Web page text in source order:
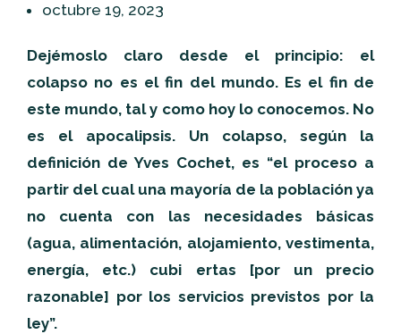
octubre 19, 2023
Dejémoslo claro desde el principio: el
colapso no es el fin del mundo. Es el fin de
este mundo, tal y como hoy lo conocemos. No
es el apocalipsis. Un colapso, según la
definición de Yves Cochet, es “el proceso a
partir del cual una mayoría de la población ya
no cuenta con las necesidades básicas
(agua, alimentación, alojamiento, vestimenta,
energía, etc.) cubi ertas [por un precio
razonable] por los servicios previstos por la
ley”.